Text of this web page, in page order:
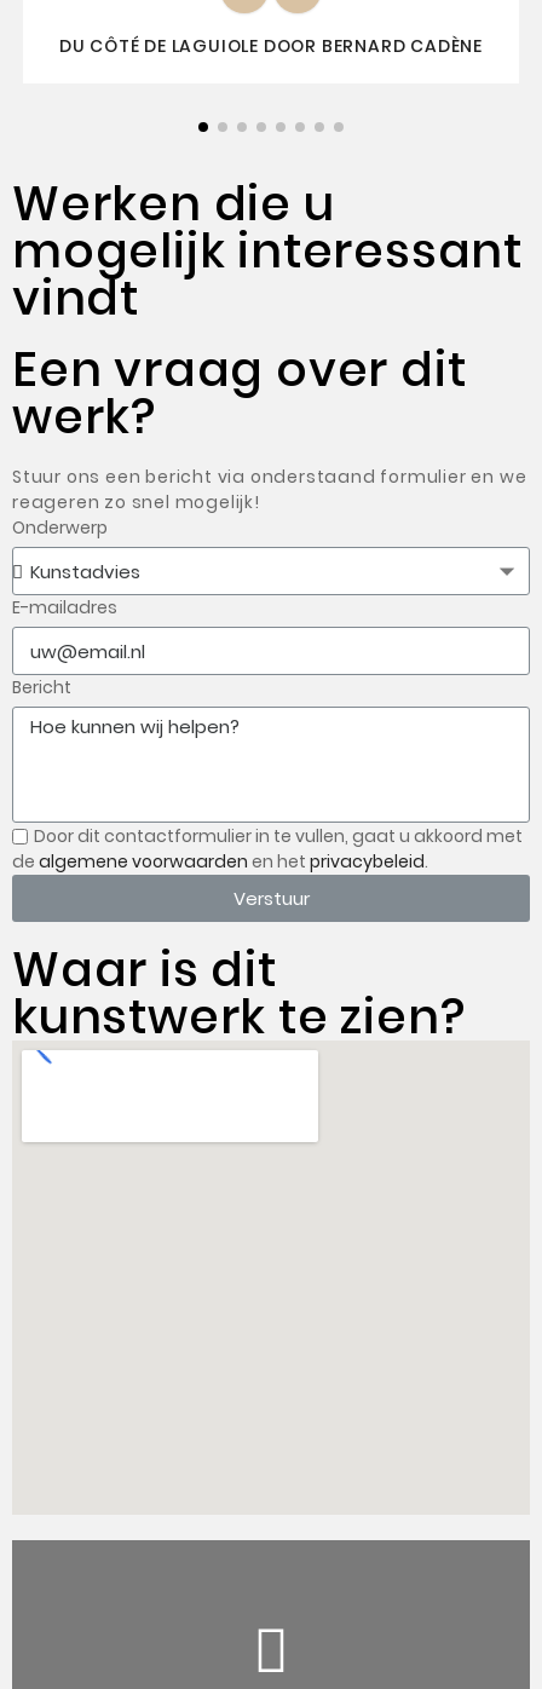
DU CÔTÉ DE LAGUIOLE DOOR BERNARD CADÈNE
Werken die u
mogelijk interessant
vindt
Een vraag over dit
werk?
Stuur ons een bericht via onderstaand formulier en we
reageren zo snel mogelijk!
Onderwerp
E-mailadres
Bericht
Door dit contactformulier in te vullen, gaat u akkoord met
de algemene voorwaarden en het privacybeleid.
Verstuur
Waar is dit
kunstwerk te zien?
vergezeld van een authenticiteitsbewijs van